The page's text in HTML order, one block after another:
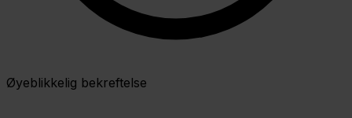
Øyeblikkelig bekreftelse